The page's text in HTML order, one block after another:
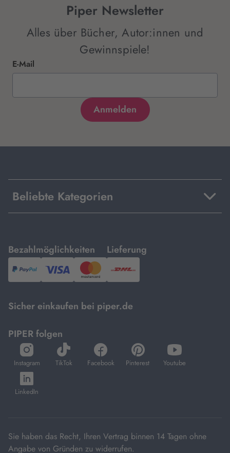
Piper Newsletter
Alles über Bücher, Autor:innen und
Gewinnspiele!
E-Mail
Beliebte Kategorien
Bezahlmöglichkeiten
mit
PayPal,Visa
und
Lieferung
mit
DHL.
Sicher einkaufen bei piper.de
PIPER folgen
Instagram
öffnet
in
neuem
Tab
TikTok
öffnet
in
Facebook
öffnet
in
Pinterest
öffnet
in
Youtube
öffnet
in
LinkedIn
öffnet
in
Sie haben das Recht, Ihren Vertrag binnen 14 Tagen ohne
Angabe von Gründen zu widerrufen.